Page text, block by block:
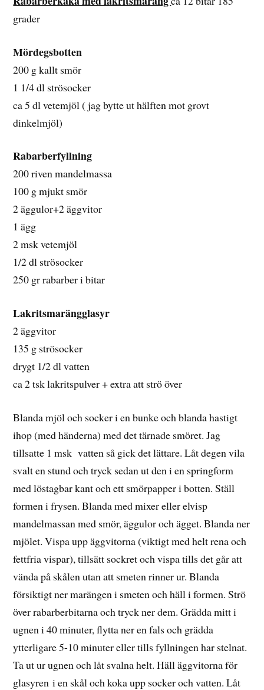
grader
Mördegsbotten
200 g kallt smör
1 1/4 dl strösocker
ca 5 dl vetemjöl ( jag bytte ut hälften mot grovt
dinkelmjöl)
Rabarberfyllning
200 riven mandelmassa
100 g mjukt smör
2 äggulor+2 äggvitor
1 ägg
2 msk vetemjöl
1/2 dl strösocker
250 gr rabarber i bitar
Lakritsmarängglasyr
2 äggvitor
135 g strösocker
drygt 1/2 dl vatten
ca 2 tsk lakritspulver + extra att strö över
Blanda mjöl och socker i en bunke och blanda hastigt
ihop (med händerna) med det tärnade smöret. Jag
tillsatte 1 msk vatten så gick det lättare. Låt degen vila
svalt en stund och tryck sedan ut den i en springform
med löstagbar kant och ett smörpapper i botten. Ställ
formen i frysen. Blanda med mixer eller elvisp
mandelmassan med smör, äggulor och ägget. Blanda ner
mjölet. Vispa upp äggvitorna (viktigt med helt rena och
fettfria vispar), tillsätt sockret och vispa tills det går att
vända på skålen utan att smeten rinner ur. Blanda
försiktigt ner marängen i smeten och häll i formen. Strö
över rabarberbitarna och tryck ner dem. Grädda mitt i
ugnen i 40 minuter, flytta ner en fals och grädda
ytterligare 5-10 minuter eller tills fyllningen har stelnat.
Ta ut ur ugnen och låt svalna helt. Häll äggvitorna för
glasyren i en skål och koka upp socker och vatten. Låt